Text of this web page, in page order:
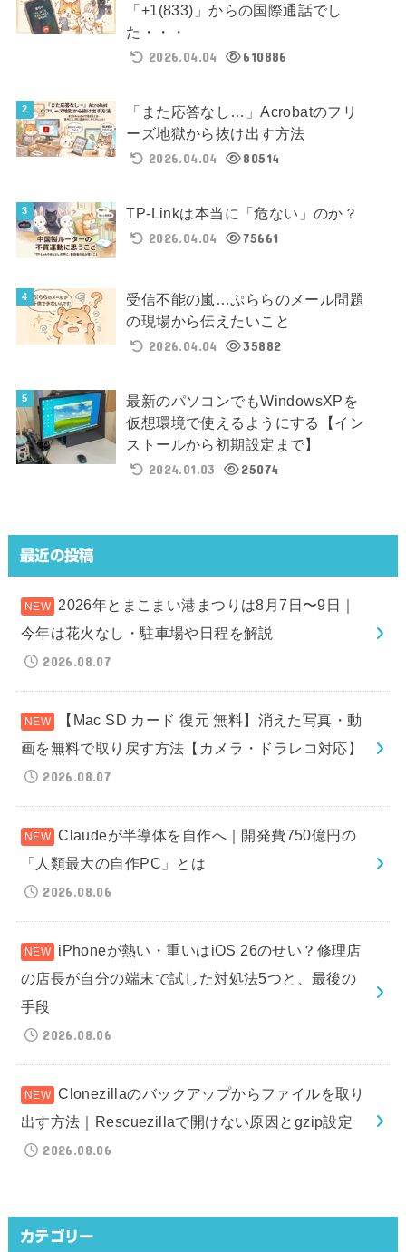
「+1(833)」からの国際通話でし
た・・・
2026.04.04
610886
「また応答なし…」Acrobatのフリ
ーズ地獄から抜け出す方法
2026.04.04
80514
TP-Linkは本当に「危ない」のか？
2026.04.04
75661
受信不能の嵐…ぷららのメール問題
の現場から伝えたいこと
2026.04.04
35882
最新のパソコンでもWindowsXPを
仮想環境で使えるようにする【イン
ストールから初期設定まで】
2024.01.03
25074
最近の投稿
2026年とまこまい港まつりは8月7日〜9日｜
今年は花火なし・駐車場や日程を解説
2026.08.07
【Mac SD カード 復元 無料】消えた写真・動
画を無料で取り戻す方法【カメラ・ドラレコ対応】
2026.08.07
Claudeが半導体を自作へ｜開発費750億円の
「人類最大の自作PC」とは
2026.08.06
iPhoneが熱い・重いはiOS 26のせい？修理店
の店長が自分の端末で試した対処法5つと、最後の
手段
2026.08.06
Clonezillaのバックアップからファイルを取り
出す方法｜Rescuezillaで開けない原因とgzip設定
2026.08.06
カテゴリー